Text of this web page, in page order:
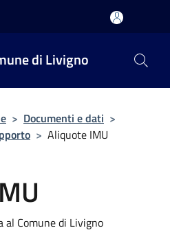
di Livigno
> Documenti e dati >
> Aliquote IMU
al Comune di Livigno